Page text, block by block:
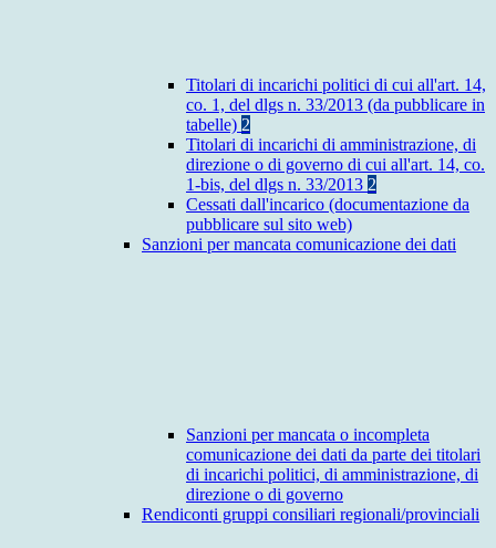
Titolari di incarichi politici di cui all'art. 14,
co. 1, del dlgs n. 33/2013 (da pubblicare in
tabelle) 2
Titolari di incarichi di amministrazione, di
direzione o di governo di cui all'art. 14, co.
1-bis, del dlgs n. 33/2013 2
Cessati dall'incarico (documentazione da
pubblicare sul sito web)
Sanzioni per mancata comunicazione dei dati
Sanzioni per mancata o incompleta
comunicazione dei dati da parte dei titolari
di incarichi politici, di amministrazione, di
direzione o di governo
Rendiconti gruppi consiliari regionali/provinciali